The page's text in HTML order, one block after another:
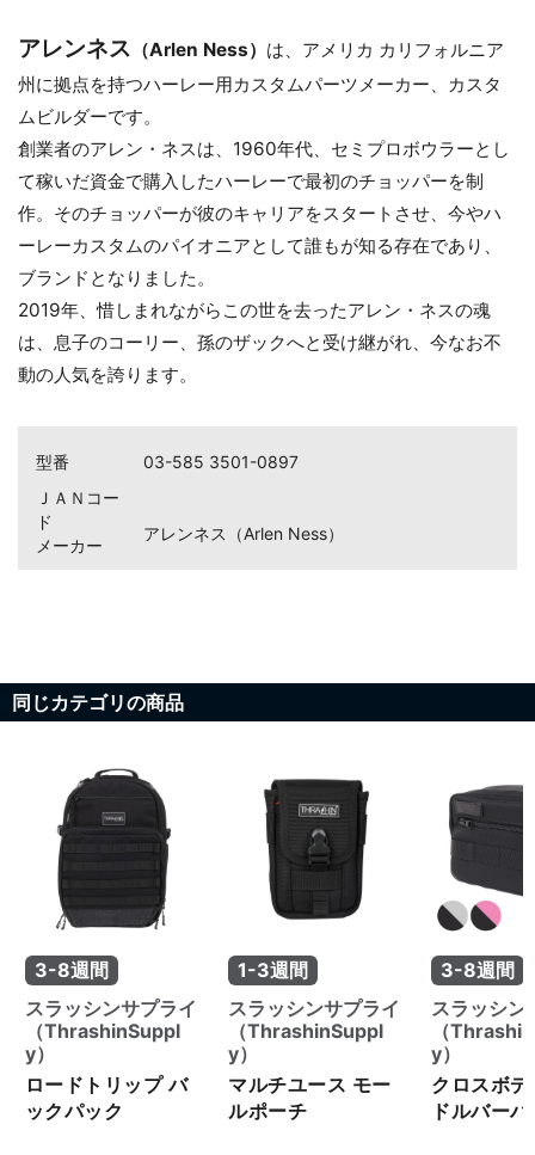
アレンネス （Arlen Ness） は、アメリカ カリフォルニア
州に拠点を持つハーレー用カスタムパーツメーカー、カスタ
ムビルダーです。
創業者のアレン・ネスは、1960年代、セミプロボウラーとし
て稼いだ資金で購入したハーレーで最初のチョッパーを制
作。そのチョッパーが彼のキャリアをスタートさせ、今やハ
ーレーカスタムのパイオニアとして誰もが知る存在であり、
ブランドとなりました。
2019年、惜しまれながらこの世を去ったアレン・ネスの魂
は、息子のコーリー、孫のザックへと受け継がれ、今なお不
動の人気を誇ります。
型番
03-585 3501-0897
ＪＡＮコー
ド
メーカー
アレンネス（Arlen Ness）
同じカテゴリの商品
3-8週間
スラッシンサプライ
（ThrashinSuppl
y）
ロードトリップ バ
ックパック
1-3週間
スラッシンサプライ
（ThrashinSuppl
y）
マルチユース モー
ルポーチ
3-8週間
スラッシン
（
y）
クロスボ
ドルバー